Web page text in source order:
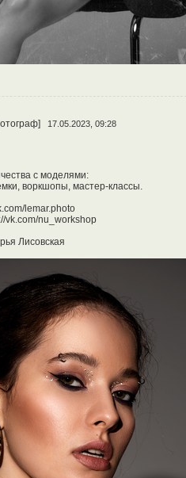
17.05.2023, 09:28
с моделями:
воркшопы, мастер-классы.
lemar.photo
vk.com/nu_workshop
Лисовская